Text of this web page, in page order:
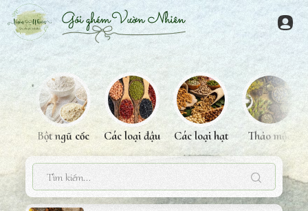
Chuyển
đến
dung
Menu
Bột ngũ cốc Các loại đậu Các loại hạt Thảo mộc